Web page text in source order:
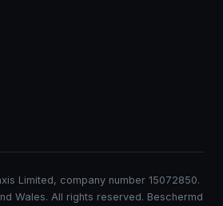
Limited, company number 15072850.
Wales. All rights reserved. Beschermd